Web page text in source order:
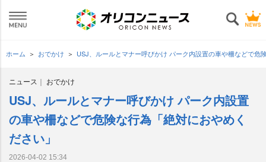
ホーム おでかけ USJ、ルールとマナー呼びかけ パーク内設置の車や柵などで危
ニュース おでかけ
USJ、ルールとマナー呼びかけ パーク内設置
の車や柵などで危険な行為「絶対におやめく
ださい」
2026-04-02 15:34